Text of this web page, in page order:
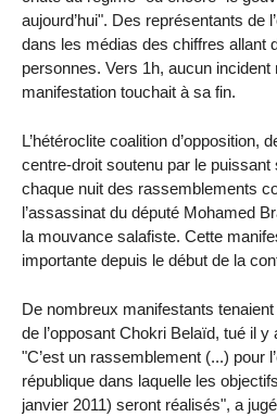
aujourd’hui". Des représentants de
dans les médias des chiffres allant
personnes. Vers 1h, aucun incident
manifestation touchait à sa fin.
L’hétéroclite coalition d’opposition,
centre-droit soutenu par le
chaque nuit des rassemblements
l’assassinat du député Mohamed
la mouvance salafiste. Cette
importante depuis le début de la
De nombreux manifestants
de l’opposant Chokri Belaïd, tué il
"C’est un rassemblement (...) pour
république dans laquelle les
janvier 2011) seront réalisés", a